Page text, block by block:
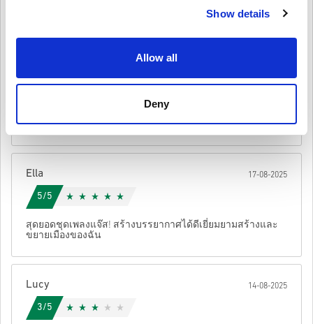
Show details
Allow all
Deny
หลังจากนั้น คุณจะได้รับอีเมลพร้อมลิงก์ที่ปลอดภัยเพื่อเข้าถึงโค้ด
ของคุณ
โค้ดที่ดาวน์โหลดได้เหล่านี้ผลิตโดยผู้พัฒนาเกมดังนั้นจึง
เนื้อหาที่ดาวน์โหลดได้หรือผลิตภัณฑ์ DLC - คุณต้องมีเกม
ต้นฉบับจึงจะเล่นส่วนDLCได้.
5/5
ให้ฟังเพลินขณะสร้างเมืองของฉัน
Ella 17-08-2025
5/5
สุดยอดชุดเพลงแจ๊ส! สร้างบรรยากาศได้ดีเยี่ยมยามสร้างและ
ขยายเมืองของฉัน
Lucy 14-08-2025
3/5